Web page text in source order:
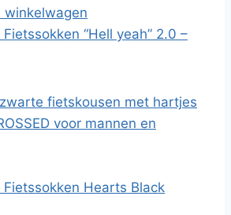
winkelwagen
“Hell yeah” 2.0 –
fietskousen met hartjes
voor mannen en
Hearts Black